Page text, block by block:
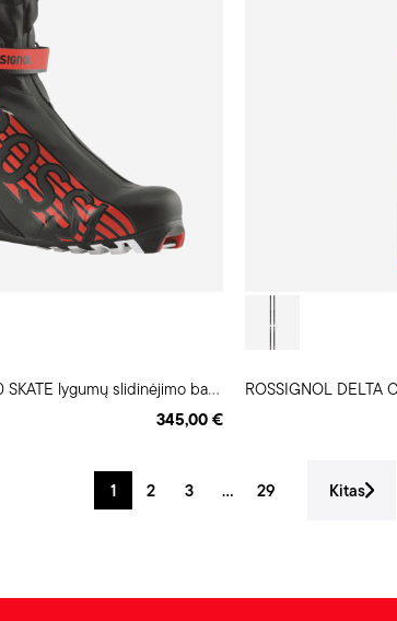
R
OSSIGNOL X-10 SKATE lygumų slidinėjimo batai
345,00 €
ROSSIGNOL DELTA
1 2 3 ... 29 Kitas